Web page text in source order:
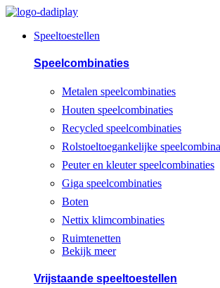
Spring
Speeltoestellen
Speelcombinaties
Metalen speelcombinaties
Houten speelcombinaties
Recycled speelcombinaties
Rolstoeltoegankelijke
Peuter en kleuter speelcombinaties
Giga speelcombinaties
Boten
Nettix klimcombinaties
Ruimtenetten
Bekijk meer
Vrijstaande speeltoestellen